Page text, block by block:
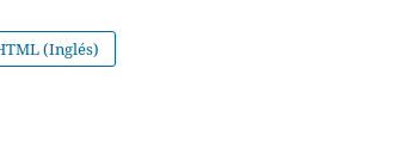
(Inglés)